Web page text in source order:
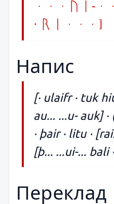
...ui-
· ri...]
Напис
[· ulaifr · tuk
au... ...u- auk]
· þair · litu ·
[þ... ...ui-... bali
Переклад